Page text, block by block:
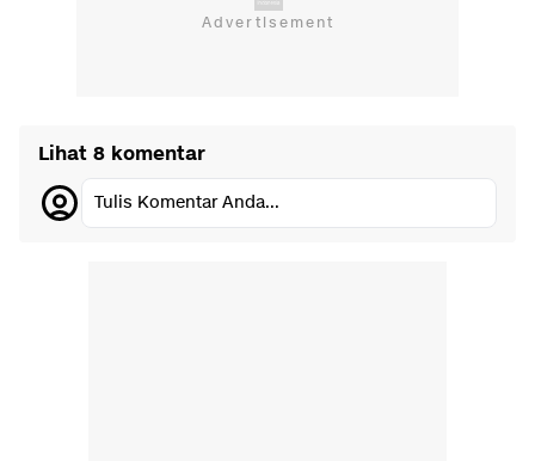
Lihat 8 komentar
Tulis Komentar Anda...